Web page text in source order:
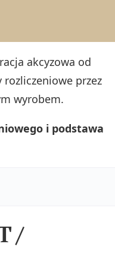
akcyzowa od
rozliczeniowe przez
wyrobem.
i podstawa
/